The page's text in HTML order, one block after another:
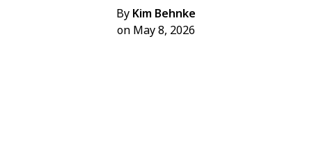
By Kim Behnke
on May 8, 2026